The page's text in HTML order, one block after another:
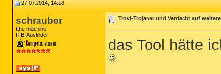
27.07.2014, 14:18
schrauber
the machine
TB-Ausbilder
Trovi-Trojaner und Verdacht auf
das Tool hätte